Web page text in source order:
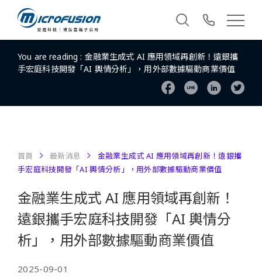
You are reading : 金融業生成式 AI 應用領域再創新！遠銀攜
手宏庭科技開發「AI 輿情分析」，用外部數據驅動商業價值
首頁 最新消息
金融業生成式 AI 應用領域再創新！遠銀攜
手宏庭科技開發「AI 輿情分析」，用外部數據驅動商業價值
金融業生成式 AI 應用領域再創新！
遠銀攜手宏庭科技開發「AI 輿情分
析」，用外部數據驅動商業價值
2025-09-01